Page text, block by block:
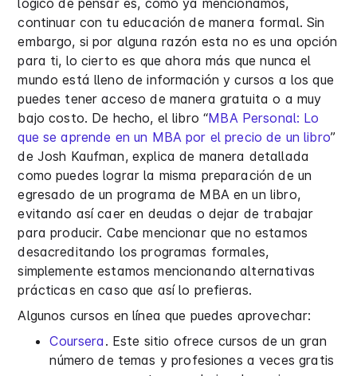
lógico de pensar es, como ya mencionamos,
continuar con tu educación de manera formal. Sin
embargo, si por alguna razón esta no es una opción
para ti, lo cierto es que ahora más que nunca el
mundo está lleno de información y cursos a los que
puedes tener acceso de manera gratuita o a muy
bajo costo. De hecho, el libro “MBA Personal: Lo
que se aprende en un MBA por el precio de un libro”
de Josh Kaufman, explica de manera detallada
como puedes lograr la misma preparación de un
egresado de un programa de MBA en un libro,
evitando así caer en deudas o dejar de trabajar
para producir. Cabe mencionar que no estamos
desacreditando los programas formales,
simplemente estamos mencionando alternativas
prácticas en caso que así lo prefieras.
Algunos cursos en línea que puedes aprovechar:
Coursera . Este sitio ofrece cursos de un gran
número de temas y profesiones a veces gratis